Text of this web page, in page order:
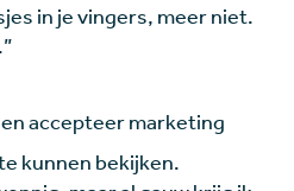
in je vingers, meer niet.
en accepteer marketing
kunnen bekijken.